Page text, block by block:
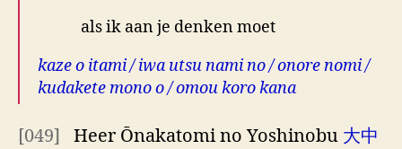
als ik aan je denken moet
kaze o itami / iwa utsu nami no / onore nomi /
kudakete mono o / omou koro kana
[049] Heer Ōnakatomi no Yoshinobu 大中